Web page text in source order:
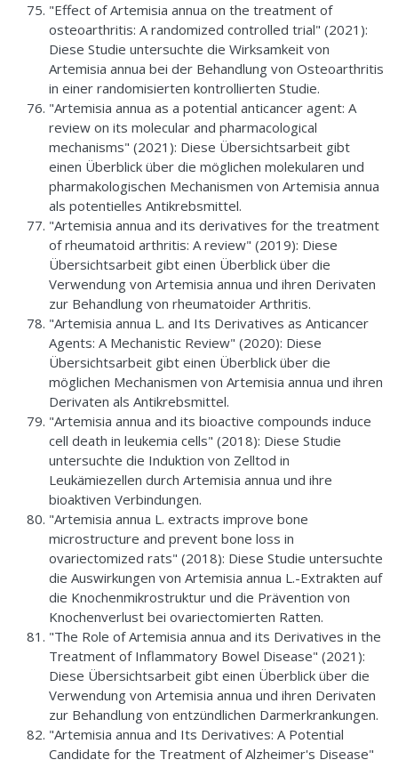
"Effect of Artemisia annua on the treatment of
osteoarthritis: A randomized controlled trial" (2021):
Diese Studie untersuchte die Wirksamkeit von
Artemisia annua bei der Behandlung von Osteoarthritis
in einer randomisierten kontrollierten Studie.
"Artemisia annua as a potential anticancer agent: A
review on its molecular and pharmacological
mechanisms" (2021): Diese Übersichtsarbeit gibt
einen Überblick über die möglichen molekularen und
pharmakologischen Mechanismen von Artemisia annua
als potentielles Antikrebsmittel.
"Artemisia annua and its derivatives for the treatment
of rheumatoid arthritis: A review" (2019): Diese
Übersichtsarbeit gibt einen Überblick über die
Verwendung von Artemisia annua und ihren Derivaten
zur Behandlung von rheumatoider Arthritis.
"Artemisia annua L. and Its Derivatives as Anticancer
Agents: A Mechanistic Review" (2020): Diese
Übersichtsarbeit gibt einen Überblick über die
möglichen Mechanismen von Artemisia annua und ihren
Derivaten als Antikrebsmittel.
"Artemisia annua and its bioactive compounds induce
cell death in leukemia cells" (2018): Diese Studie
untersuchte die Induktion von Zelltod in
Leukämiezellen durch Artemisia annua und ihre
bioaktiven Verbindungen.
"Artemisia annua L. extracts improve bone
microstructure and prevent bone loss in
ovariectomized rats" (2018): Diese Studie untersuchte
die Auswirkungen von Artemisia annua L.-Extrakten auf
die Knochenmikrostruktur und die Prävention von
Knochenverlust bei ovariectomierten Ratten.
"The Role of Artemisia annua and its Derivatives in the
Treatment of Inflammatory Bowel Disease" (2021):
Diese Übersichtsarbeit gibt einen Überblick über die
Verwendung von Artemisia annua und ihren Derivaten
zur Behandlung von entzündlichen Darmerkrankungen.
"Artemisia annua and Its Derivatives: A Potential
Candidate for the Treatment of Alzheimer's Disease"